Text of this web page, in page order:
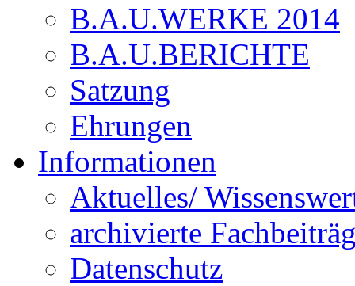
B.A.U.WERKE 2014
B.A.U.BERICHTE
Satzung
Ehrungen
Informationen
Aktuelles/
archivierte
Datenschutz